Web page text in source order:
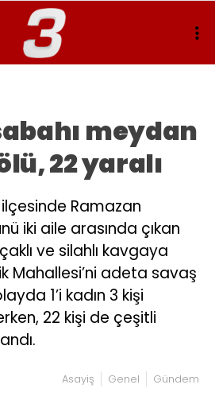
meydan
22 yaralı
ilçesinde Ramazan
iki aile arasında çıkan
ve silahlı kavgaya
Mahallesi’ni adeta savaş
1’i kadın 3 kişi
22 kişi de çeşitli
Asayiş Genel Gündem